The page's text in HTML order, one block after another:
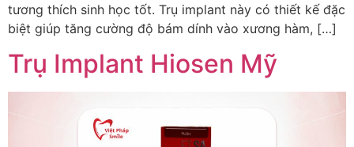
tương thích sinh học tốt. Trụ implant này có thiết kế đặc
biệt giúp tăng cường độ bám dính vào xương hàm, […]
Trụ Implant Hiosen Mỹ